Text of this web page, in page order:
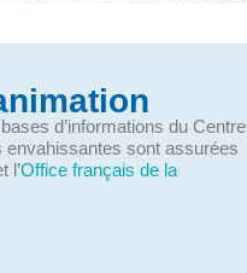
d’informations du Centre
sont assurées
l’Office français de la